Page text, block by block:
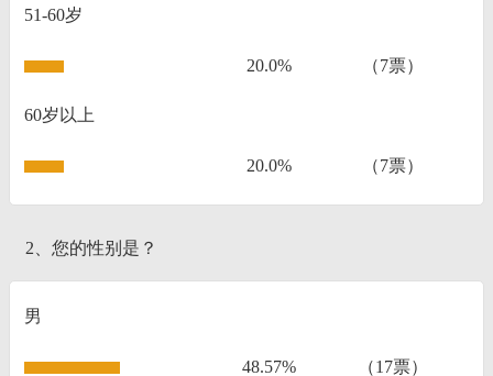
51-60岁
20.0% （7票）
60岁以上
20.0% （7票）
2、您的性别是？
男
48.57% （17票）